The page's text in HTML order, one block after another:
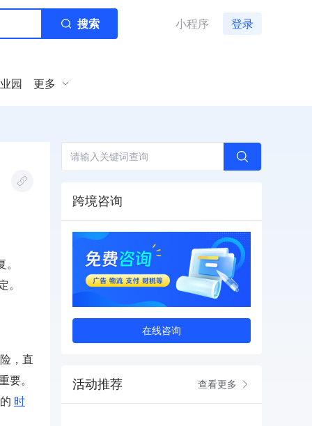
搜索 小程序 登录
园 更多
，直
要。
时
跨境咨询
在线咨询
活动推荐 查看更多